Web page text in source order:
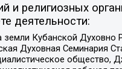
и религиозных
деятельности:
Кубанской
Духовная Семинария